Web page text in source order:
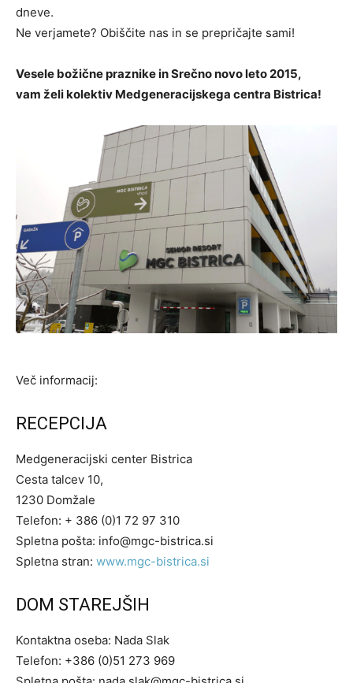
dneve.
Ne verjamete? Obiščite nas in se prepričajte sami!
Vesele božične praznike in Srečno novo leto 2015,
vam želi kolektiv Medgeneracijskega centra Bistrica!
Več informacij:
RECEPCIJA
Medgeneracijski center Bistrica
Cesta talcev 10,
1230 Domžale
Telefon: + 386 (0)1 72 97 310
Spletna pošta: info@mgc-bistrica.si
Spletna stran: www.mgc-bistrica.si
DOM STAREJŠIH
Kontaktna oseba: Nada Slak
Telefon: +386 (0)51 273 969